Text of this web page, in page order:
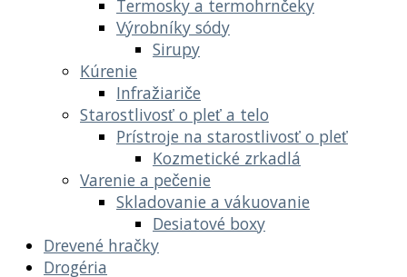
Termosky a termohrnčeky
Výrobníky sódy
Sirupy
Kúrenie
Infražiariče
Starostlivosť o pleť a telo
Prístroje na starostlivosť o pleť
Kozmetické zrkadlá
Varenie a pečenie
Skladovanie a vákuovanie
Desiatové boxy
Drevené hračky
Drogéria